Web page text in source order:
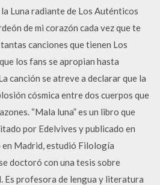
Luna radiante de Los Auténticos
de mi corazón cada vez que te
canciones que tienen Los
los fans se apropian hasta
canción se atreve a declarar que la
cósmica entre dos cuerpos que
“Mala luna” es un libro que
por Edelvives y publicado en
Madrid, estudió Filología
doctoró con una tesis sobre
profesora de lengua y literatura